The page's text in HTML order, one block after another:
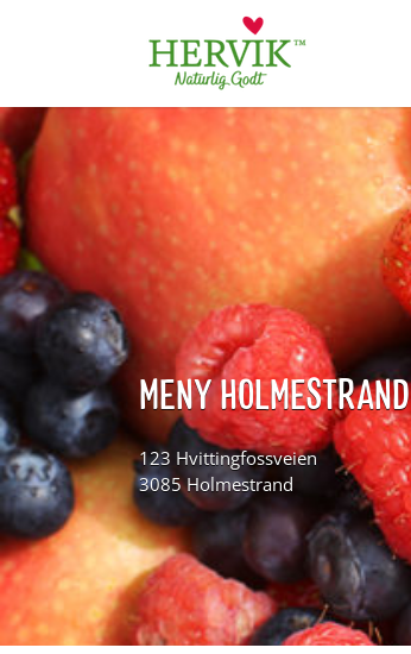
for:
MENY HOLMESTRAND
123 Hvittingfossveien
3085 Holmestrand